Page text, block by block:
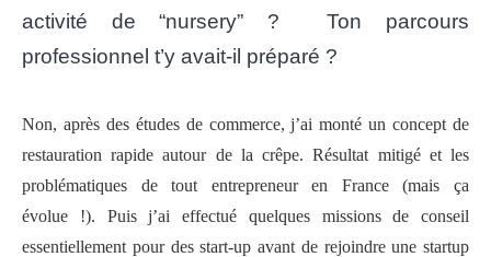
activité de “nursery” ? Ton parcours
professionnel t’y avait-il préparé ?
Non, après des études de commerce, j’ai monté un concept de
restauration rapide autour de la crêpe. Résultat mitigé et les
problématiques de tout entrepreneur en France (mais ça
évolue !). Puis j’ai effectué quelques missions de conseil
essentiellement pour des start-up avant de rejoindre une startup